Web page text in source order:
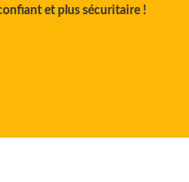
et plus sécuritaire !